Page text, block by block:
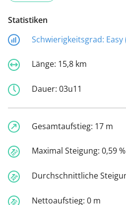
Statistiken
Schwierigkeitsgrad: Easy
Länge: 15,8 km
Dauer: 03u11
Gesamtaufstieg: 17 m
Maximal Steigung: 0,59 %
Durchschnittliche
Nettoaufstieg: 0 m